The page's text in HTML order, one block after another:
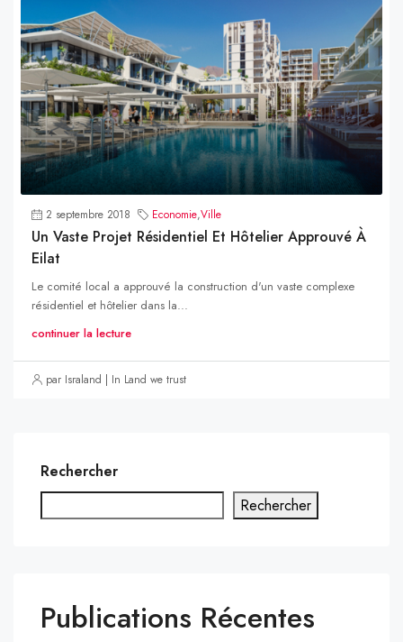
2 septembre 2018 Economie,Ville
Un Vaste Projet Résidentiel Et Hôtelier Approuvé À
Eilat
Le comité local a approuvé la construction d'un vaste complexe
résidentiel et hôtelier dans la...
continuer la lecture
par Israland | In Land we trust
Rechercher
Rechercher
Publications Récentes